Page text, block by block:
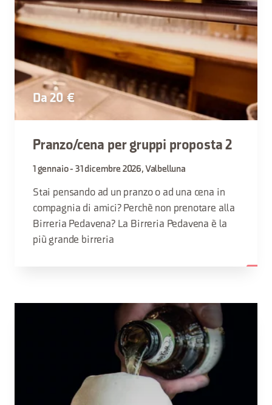
Da 20 €
Pranzo/cena per gruppi proposta 2
1 gennaio - 31 dicembre 2026, Valbelluna
Stai pensando ad un pranzo o ad una cena in
compagnia di amici? Perchè non prenotare alla
Birreria Pedavena? La Birreria Pedavena è la
più grande birreria